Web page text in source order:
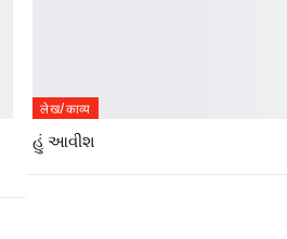
लेख/काव्य
હું આવીશ